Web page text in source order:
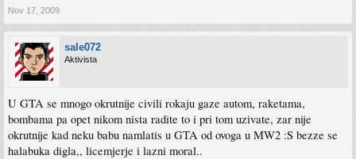
Nov 17, 2009
sale072
Aktivista
U GTA se mnogo okrutnije civili rokaju gaze autom, raketama,
bombama pa opet nikom nista radite to i pri tom uzivate, zar nije
okrutnije kad neku babu namlatis u GTA od ovoga u MW2 :S bezze se
halabuka digla,, licemjerje i lazni moral..